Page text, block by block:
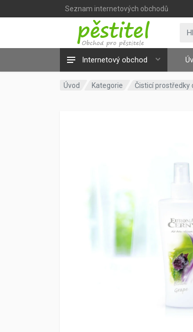
Seznam internetových obchodů
Internetový obchod
Úvod Kategorie Čisticí prostředky